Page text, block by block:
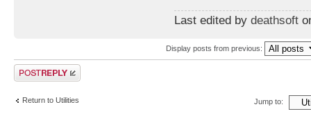
Last edited by deathsoft
Display posts from previous:
Post a reply
Return to Utilities Jump to: